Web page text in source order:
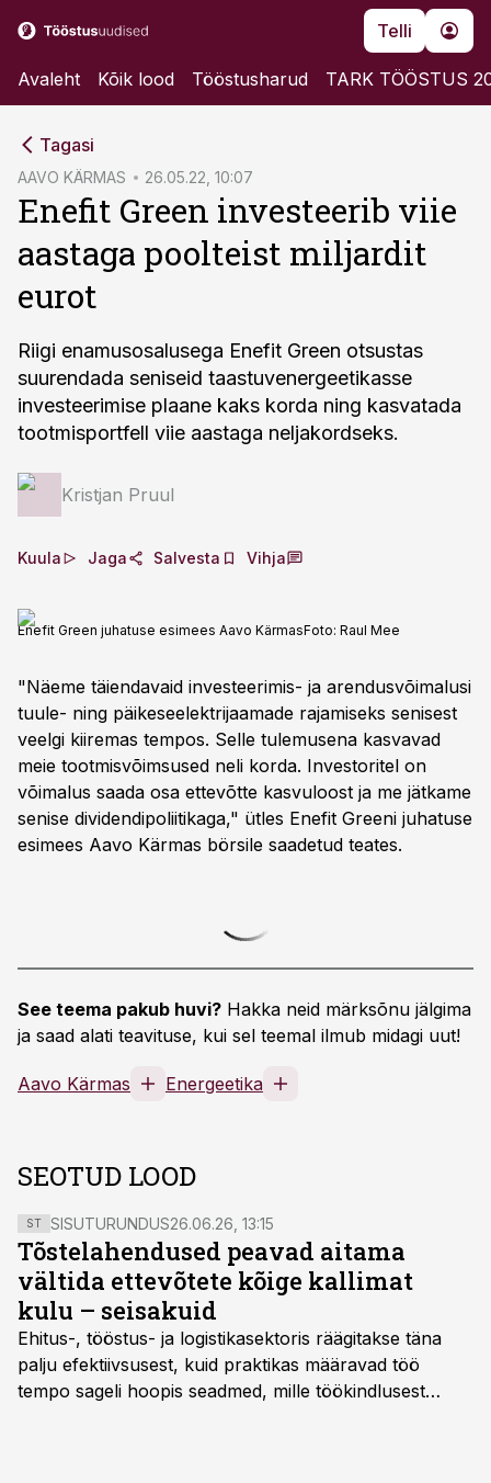
Telli
Avaleht Kõik lood Tööstusharud TARK TÖÖSTUS
Tagasi
AAVO KÄRMAS 26.05.22, 10:07
Enefit Green investeerib viie
aastaga poolteist miljardit
eurot
Riigi enamusosalusega Enefit Green otsustas
suurendada seniseid taastuvenergeetikasse
investeerimise plaane kaks korda ning kasvatada
tootmisportfell viie aastaga neljakordseks.
Kristjan Pruul
Kuula Jaga Salvesta Vihja
Enefit Green juhatuse esimees Aavo KärmasFoto: Raul Mee
"Näeme täiendavaid investeerimis- ja arendusvõimalusi
tuule- ning päikeseelektrijaamade rajamiseks senisest
veelgi kiiremas tempos. Selle tulemusena kasvavad
meie tootmisvõimsused neli korda. Investoritel on
võimalus saada osa ettevõtte kasvuloost ja me jätkame
senise dividendipoliitikaga," ütles Enefit Greeni juhatuse
esimees Aavo Kärmas börsile saadetud teates.
See teema pakub huvi? Hakka neid märksõnu jälgima
ja saad alati teavituse, kui sel teemal ilmub midagi uut!
Aavo Kärmas Energeetika
SEOTUD LOOD
ST SISUTURUNDUS26.06.26, 13:15
Tõstelahendused peavad aitama
vältida ettevõtete kõige kallimat
kulu – seisakuid
Ehitus-, tööstus- ja logistikasektoris räägitakse täna
palju efektiivsusest, kuid praktikas määravad töö
tempo sageli hoopis seadmed, mille töökindlusest